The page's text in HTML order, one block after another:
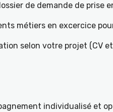
de demande de prise
métiers en excercice
selon votre projet (CV
individualisé et